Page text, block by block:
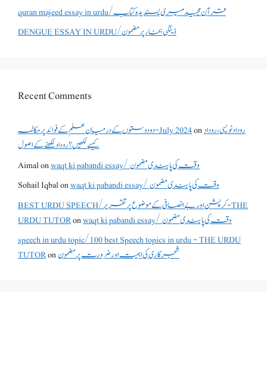
quran majeed essay in urdu/قرآن مجید میری پسندیدہ کتاب
DENGUE ESSAY IN URDU/ڈینگی بخار پر مضمون
Recent Comments
دو دوستوں کے درمیان علم کے فوائد پر مکالمہ - July 2024onروداد نویسی ،روداد
کیسے لکھیں؟ روداد لکھنے کے اصول
Aimalon
waqt ki pabandi essay/ وقت کی پابندی مضمون
Sohail Iqbalon
waqt ki pabandi essay/ وقت کی پابندی مضمون
BEST URDU SPEECH/کرپشن اور بے انصافی کے موضوع پر تقریر - THE
URDU TUTORon
waqt ki pabandi essay/ وقت کی پابندی مضمون
speech in urdu topic/100 best Speech topics in urdu - THE URDU
TUTORonشجرکاری کی اہمیت اور ضرورت پر مضمون